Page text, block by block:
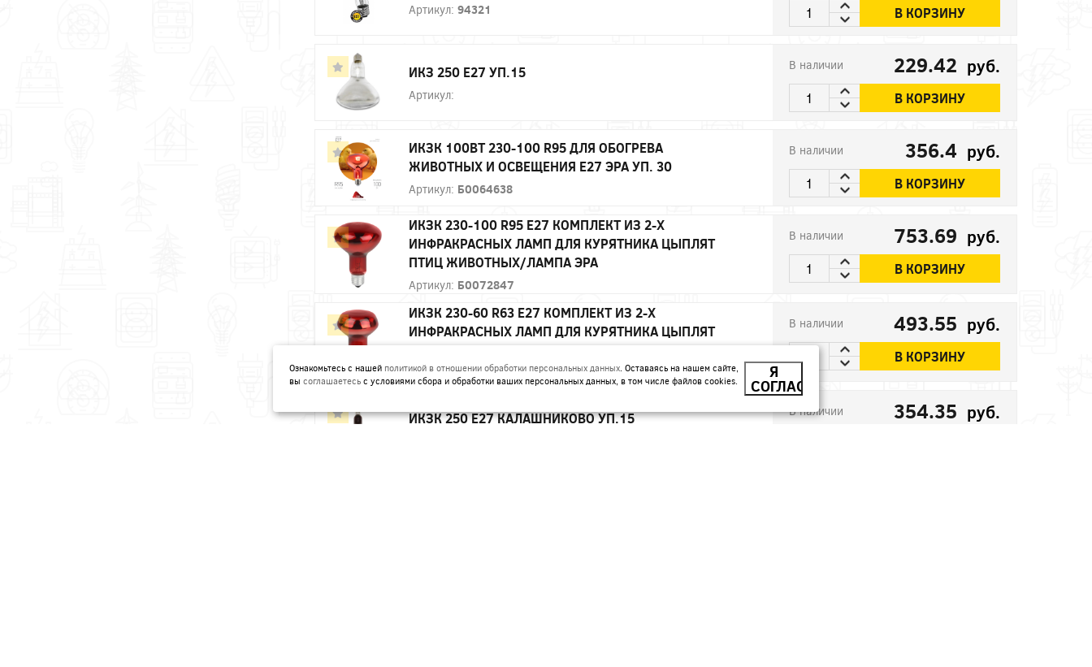
Артикул: 94321 В КОРЗИНУ
ИКЗ 250 Е27 УП.15
Артикул:
В наличии 229.42 руб.
В КОРЗИНУ
ИКЗК 100ВТ 230-100 R95 ДЛЯ ОБОГРЕВА
ЖИВОТНЫХ И ОСВЕЩЕНИЯ Е27 ЭРА УП. 30
Артикул: Б0064638
В наличии 356.4 руб.
В КОРЗИНУ
ИКЗК 230-100 R95 E27 КОМПЛЕКТ ИЗ 2-Х
ИНФРАКРАСНЫХ ЛАМП ДЛЯ КУРЯТНИКА ЦЫПЛЯТ
ПТИЦ ЖИВОТНЫХ/ЛАМПА ЭРА
Артикул: Б0072847
В наличии 753.69 руб.
В КОРЗИНУ
ИКЗК 230-60 R63 E27 КОМПЛЕКТ ИЗ 2-Х
ИНФРАКРАСНЫХ ЛАМП ДЛЯ КУРЯТНИКА ЦЫПЛЯТ
Артикул:Б0072848
В наличии 493.55 руб.
В КОРЗИНУ
ИКЗК 250 Е27 КАЛАШНИКОВО УП.15 В наличии 354.35 руб.
Ознакомьтесь с нашей политикой в отношении обработки персональных данных. Оставаясь на нашем сайте,
вы соглашаетесь с условиями сбора и обработки ваших персональных данных, в том числе файлов cookies. Я
СОГЛАСЕН